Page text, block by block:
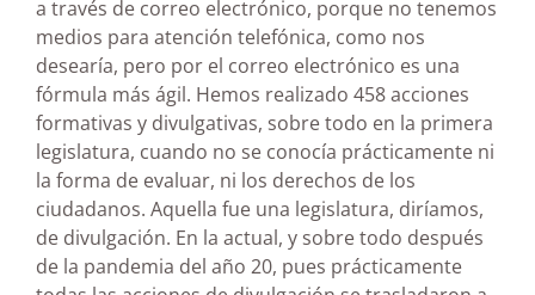
a través de correo electrónico, porque no tenemos
medios para atención telefónica, como nos
desearía, pero por el correo electrónico es una
fórmula más ágil. Hemos realizado 458 acciones
formativas y divulgativas, sobre todo en la primera
legislatura, cuando no se conocía prácticamente ni
la forma de evaluar, ni los derechos de los
ciudadanos. Aquella fue una legislatura, diríamos,
de divulgación. En la actual, y sobre todo después
de la pandemia del año 20, pues prácticamente